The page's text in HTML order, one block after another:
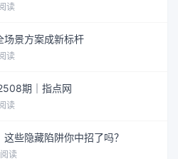
读
场景方案成新标杆
读
期｜指点网
读
些隐藏陷阱你中招了吗？
读